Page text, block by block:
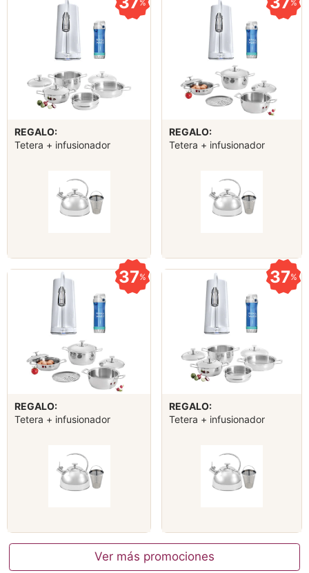
%
REGALO:
Tetera + infusionador
%
REGALO:
Tetera + infusionador
37%
REGALO:
Tetera + infusionador
37%
REGALO:
Tetera + infusionador
Ver más promociones